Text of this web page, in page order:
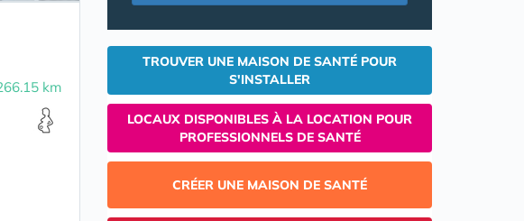
km
TROUVER UNE MAISON DE SANTÉ POUR
S'INSTALLER
LOCAUX DISPONIBLES À LA LOCATION POUR
PROFESSIONNELS DE SANTÉ
CRÉER UNE MAISON DE SANTÉ